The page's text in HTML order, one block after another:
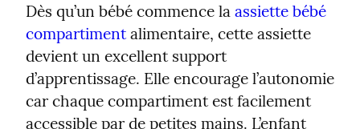
Dès qu’un bébé commence la assiette bébé
compartiment alimentaire, cette assiette
devient un excellent support
d’apprentissage. Elle encourage l’autonomie
car chaque compartiment est facilement
accessible par de petites mains. L’enfant